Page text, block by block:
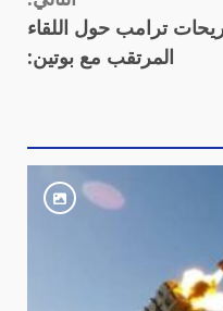
ترامب حول اللقاء
المرتقب مع بوتين: